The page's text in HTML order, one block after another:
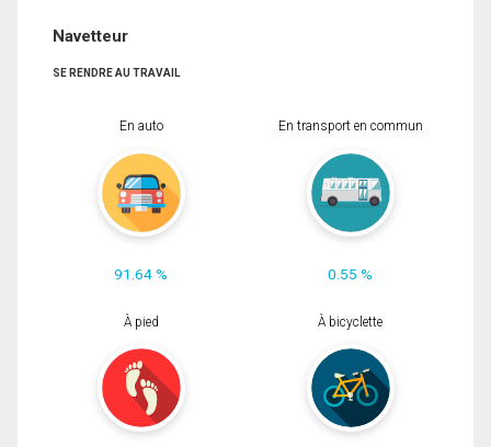
Navetteur
SE RENDRE AU TRAVAIL
En auto
91.64 %
En transport en commun
0.55 %
À pied À bicyclette